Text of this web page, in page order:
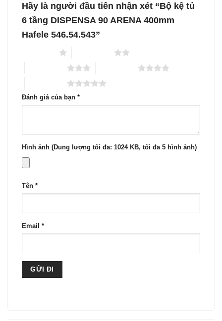
Hãy là người đầu tiên nhận xét “Bộ kệ tủ
6 tầng DISPENSA 90 ARENA 400mm
Hafele 546.54.543”
Đánh giá của bạn *
Hình ảnh (Dung lượng tối đa: 1024 KB, tối đa 5 hình ảnh)
Tên *
Email *